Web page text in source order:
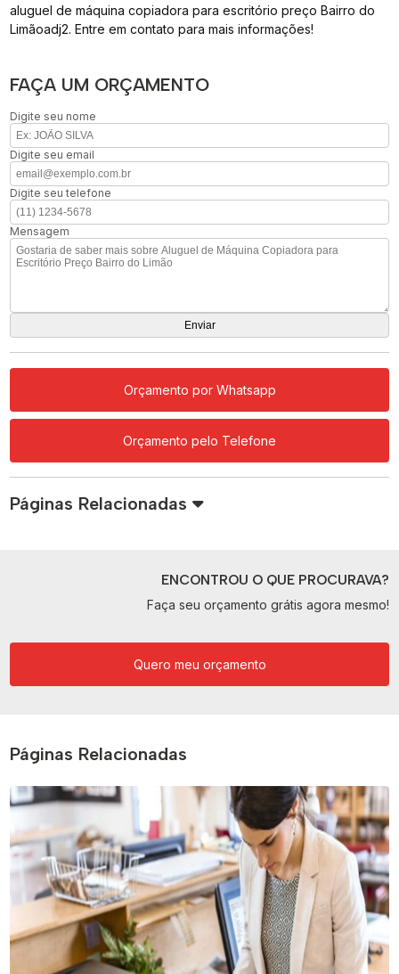
aluguel de máquina copiadora para escritório preço Bairro do
Limãoadj2. Entre em contato para mais informações!
FAÇA UM ORÇAMENTO
Digite seu nome
Digite seu email
Digite seu telefone
Mensagem
Orçamento por Whatsapp
Orçamento pelo Telefone
Páginas Relacionadas
ENCONTROU O QUE PROCURAVA?
Faça seu orçamento grátis agora mesmo!
Quero meu orçamento
Páginas Relacionadas